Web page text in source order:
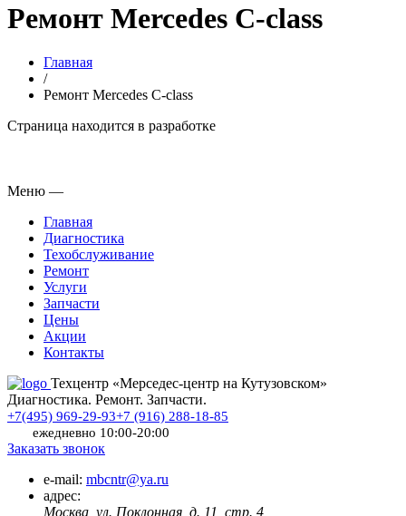
Ремонт Mercedes C-class
Главная
/
Ремонт Mercedes C-class
Страница находится в разработке
Меню —
Главная
Диагностика
Техобслуживание
Ремонт
Услуги
Запчасти
Цены
Акции
Контакты
Техцентр «Мерседес-центр на Кутузовском»
Диагностика. Ремонт. Запчасти.
+7(495) 969-29-93+7 (916) 288-18-85
ежедневно 10:00-20:00
Заказать звонок
e-mail: mbcntr@ya.ru
адрес:
Москва, ул. Поклонная, д. 11, стр. 4